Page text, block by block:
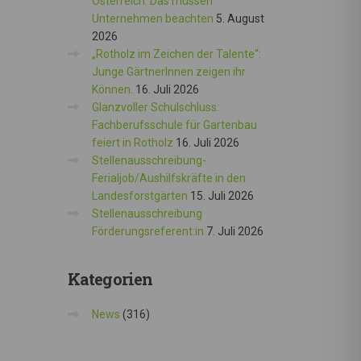
Unternehmen beachten 5. August
2026
„Rotholz im Zeichen der Talente“:
Junge GärtnerInnen zeigen ihr
Können. 16. Juli 2026
Glanzvoller Schulschluss:
Fachberufsschule für Gartenbau
feiert in Rotholz 16. Juli 2026
Stellenausschreibung-
Ferialjob/Aushilfskräfte in den
Landesforstgärten 15. Juli 2026
Stellenausschreibung
Förderungsreferent:in 7. Juli 2026
Kategorien
News (316)